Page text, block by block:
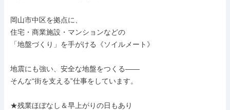
岡山市中区を拠点に、
住宅・商業施設・マンションなどの
「地盤づくり」を手がける《ソイルメート》
地震にも強い、安全な地盤をつくる——
そんな“街を支える”仕事をしています。
★残業ほぼなし＆早上がりの日もあり